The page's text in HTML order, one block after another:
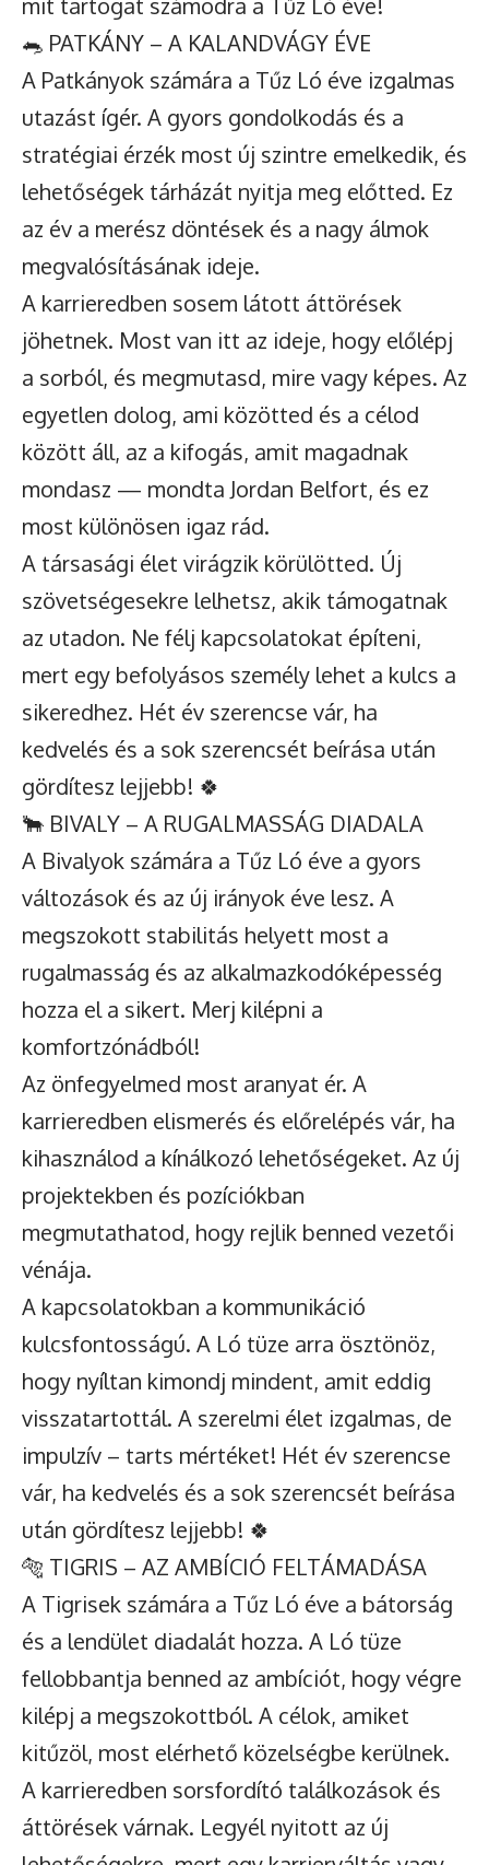
🐀 PATKÁNY – A KALANDVÁGY ÉVE
A Patkányok számára a Tűz Ló éve izgalmas
utazást ígér. A gyors gondolkodás és a
stratégiai érzék most új szintre emelkedik, és
lehetőségek tárházát nyitja meg előtted. Ez
az év a merész döntések és a nagy álmok
megvalósításának ideje.
A karrieredben sosem látott áttörések
jöhetnek. Most van itt az ideje, hogy előlépj
a sorból, és megmutasd, mire vagy képes. Az
egyetlen dolog, ami közötted és a célod
között áll, az a kifogás, amit magadnak
mondasz — mondta Jordan Belfort, és ez
most különösen igaz rád.
A társasági élet virágzik körülötted. Új
szövetségesekre lelhetsz, akik támogatnak
az utadon. Ne félj kapcsolatokat építeni,
mert egy befolyásos személy lehet a kulcs a
sikeredhez. Hét év szerencse vár, ha
kedvelés és a sok szerencsét beírása után
gördítesz lejjebb! 🍀
🐂 BIVALY – A RUGALMASSÁG DIADALA
A Bivalyok számára a Tűz Ló éve a gyors
változások és az új irányok éve lesz. A
megszokott stabilitás helyett most a
rugalmasság és az alkalmazkodóképesség
hozza el a sikert. Merj kilépni a
komfortzónádból!
Az önfegyelmed most aranyat ér. A
karrieredben elismerés és előrelépés vár, ha
kihasználod a kínálkozó lehetőségeket. Az új
projektekben és pozíciókban
megmutathatod, hogy rejlik benned vezetői
vénája.
A kapcsolatokban a kommunikáció
kulcsfontosságú. A Ló tüze arra ösztönöz,
hogy nyíltan kimondj mindent, amit eddig
visszatartottál. A szerelmi élet izgalmas, de
impulzív – tarts mértéket! Hét év szerencse
vár, ha kedvelés és a sok szerencsét beírása
után gördítesz lejjebb! 🍀
🐅 TIGRIS – AZ AMBÍCIÓ FELTÁMADÁSA
A Tigrisek számára a Tűz Ló éve a bátorság
és a lendület diadalát hozza. A Ló tüze
fellobbantja benned az ambíciót, hogy végre
kilépj a megszokottból. A célok, amiket
kitűzöl, most elérhető közelségbe kerülnek.
A karrieredben sorsfordító találkozások és
áttörések várnak. Legyél nyitott az új